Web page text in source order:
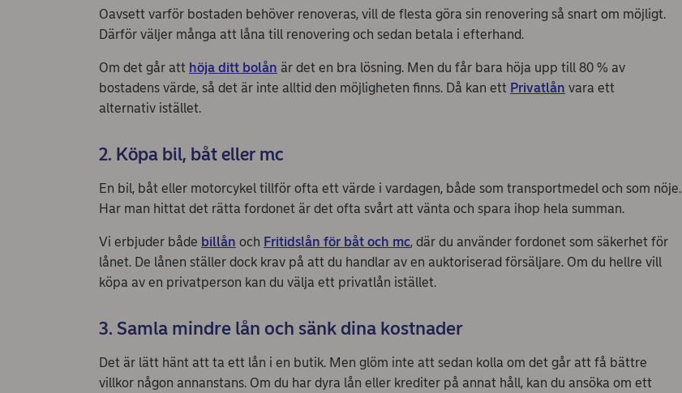
Oavsett varför bostaden behöver renoveras, vill de flesta göra sin renovering så snart om möjligt.
Därför väljer många att låna till renovering och sedan betala i efterhand.
Om det går att höja ditt bolån är det en bra lösning. Men du får bara höja upp till 80 % av
bostadens värde, så det är inte alltid den möjligheten finns. Då kan ett Privatlån vara ett
alternativ istället.
2. Köpa bil, båt eller mc
En bil, båt eller motorcykel tillför ofta ett värde i vardagen, både som transportmedel och som nöje.
Har man hittat det rätta fordonet är det ofta svårt att vänta och spara ihop hela summan.
Vi erbjuder både billån och Fritidslån för båt och mc, där du använder fordonet som säkerhet för
lånet. De lånen ställer dock krav på att du handlar av en auktoriserad försäljare. Om du hellre vill
köpa av en privatperson kan du välja ett privatlån istället.
3. Samla mindre lån och sänk dina kostnader
Det är lätt hänt att ta ett lån i en butik. Men glöm inte att sedan kolla om det går att få bättre
villkor någon annanstans. Om du har dyra lån eller krediter på annat håll, kan du ansöka om ett